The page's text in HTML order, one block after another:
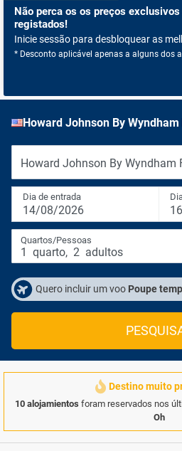
Não perca os os preços
registados!
Inicie sessão para desbloquear as
* Desconto aplicável apenas a alguns dos
Howard Johnson By
Howard Johnson By Wyndham
Dia de entrada
14/08/2026
Quartos/Pessoas
1 quarto, 2 adultos
Quero incluir um voo Poupe
Destino muito
10 alojamientos foram reservados nos
Oh